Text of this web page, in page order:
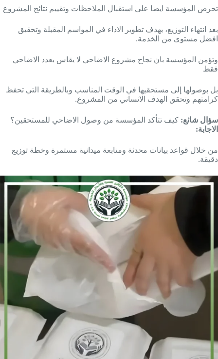
تحرص المؤسسة ايضا على استقبال الملاحظات وتقييم نتائج المشروع
بعد انتهاء التوزيع، بهدف تطوير الاداء في المواسم المقبلة وتحقيق
افضل مستوى من الخدمة.
وتؤمن المؤسسة بان نجاح مشروع الاضاحي لا يقاس بعدد الاضاحي
فقط
بل بوصولها إلى مستحقيها في الوقت المناسب وبالطريقة التي تحفظ
كرامتهم وتحقق الهدف الانساني من المشروع.
سؤال شائع: كيف تتأكد المؤسسة من وصول الاضاحي للمستحقين؟
الاجابة:
من خلال قواعد بيانات محدثة ومتابعة ميدانية مستمرة وخطة توزيع
دقيقة.